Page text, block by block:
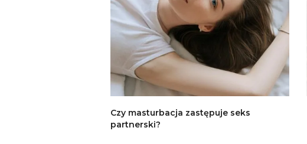
Czy masturbacja zastępuje seks
partnerski?